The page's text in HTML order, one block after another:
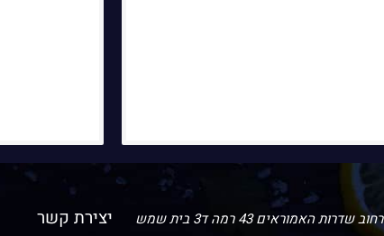
רחוב שדרות האמוראים 43 רמה ד3 בית שמש יצירת קשר